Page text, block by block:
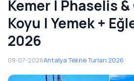
Kemer | Phaselis
Koyu | Yemek +
2026
09-07-2026Antalya Tekne Turları 2026